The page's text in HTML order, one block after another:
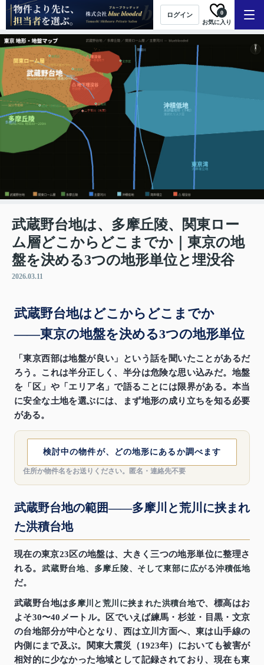
ログイン
お気に入り
0
武蔵野台地は、多摩丘陵、関東ロー
ム層どこからどこまでか｜東京の地
盤を決める3つの地形単位と埋没谷
2026.03.11
武蔵野台地はどこからどこまでか
——東京の地盤を決める3つの地形単位
「東京西部は地盤が良い」という話を聞いたことがあるだ
ろう。これは半分正しく、半分は危険な思い込みだ。地盤
を「区」や「エリア名」で語ることには限界がある。本当
に安全な土地を選ぶには、まず地形の成り立ちを知る必要
がある。
検討中の物件が、どの地形にあるか調べます
住所か物件名をお送りください。匿名・連絡先不要
武蔵野台地の範囲——多摩川と荒川に挟まれ
た洪積台地
現在の東京23区の地盤は、大きく三つの地形単位に整理さ
れる。武蔵野台地、多摩丘陵、そして東部に広がる沖積低地
だ。
武蔵野台地は多摩川と荒川に挟まれた洪積台地で、標高はお
よそ30〜40メートル。区でいえば練馬・杉並・目黒・文京
の台地部分が中心となり、西は立川方面へ、東は山手線の
内側にまで及ぶ。関東大震災（1923年）においても被害が
相対的に少なかった地域として記録されており、現在も東